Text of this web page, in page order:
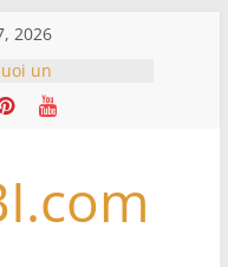
2026
un
de
Biya est hors
dominé par